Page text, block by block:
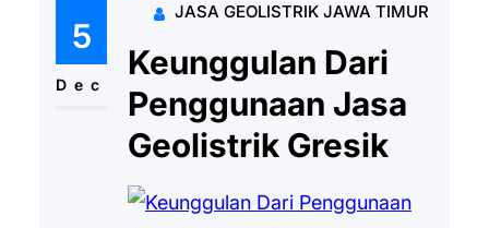
sebuah hal yang dikhawatirkan.
Ada begitu banyak kelebihan
yang dimiliki oleh penggunaan
dari jasa satu ini, terutama dalam
kehidupan sehari-hari sehingga
nantinya bisa untuk digunakan
saat…
5
Dec
JASA GEOLISTRIK JAWA TIMUR
Keunggulan Dari
Penggunaan Jasa
Geolistrik Gresik